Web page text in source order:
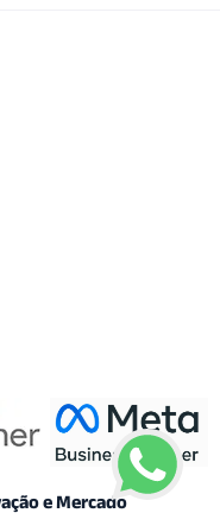
e Mercado